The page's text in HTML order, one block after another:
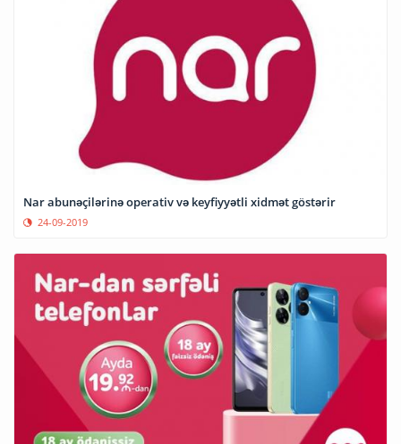
Nar abunəçilərinə operativ və keyfiyyətli xidmət göstərir
24-09-2019